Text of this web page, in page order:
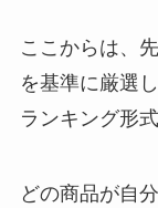
ここからは、
を基準に厳選し
ランキング形
どの商品が自